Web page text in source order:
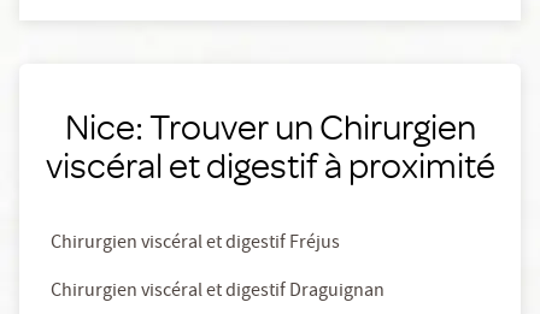
Nice: Trouver un Chirurgien
viscéral et digestif à proximité
Chirurgien viscéral et digestif Fréjus
Chirurgien viscéral et digestif Draguignan